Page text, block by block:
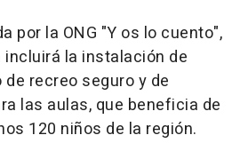
por la ONG "Y os lo cuento",
la instalación de
recreo seguro y de
las aulas, que beneficia de
120 niños de la región.